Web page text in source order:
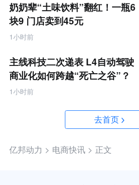
奶奶辈“土味饮料”翻红！一瓶6
块9 门店卖到45元
1小时前
主线科技二次递表 L4自动驾驶
商业化如何跨越“死亡之谷”？
1小时前
去首页
亿邦动力 > 电商快讯 > 正文